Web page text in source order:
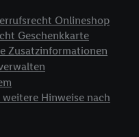
Onlineshop
Geschenkkarte
Zusatzinformationen
Hinweise nach